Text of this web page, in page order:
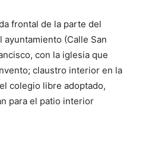
frontal de la parte del
(Calle San
con la iglesia que
claustro interior en la
colegio libre adoptado,
para el patio interior